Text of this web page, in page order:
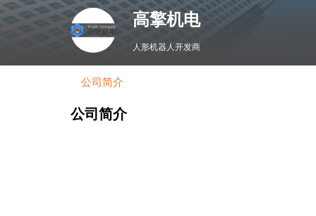
高擎机电
人形机器人开发商
公司简介
公司简介